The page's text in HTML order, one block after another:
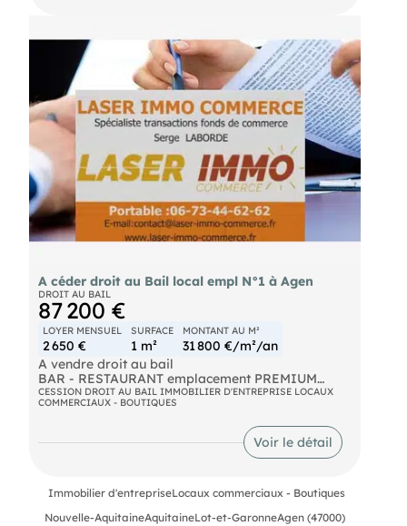
de la restauration. Cette opportunité s'adresse à
une enseigne souhaitant s'implanter dans un
secteur central reconnu pour sa fréquentation et
son dynamisme commercial, offrant un cadre
favorable au développement d'une activité de
commerce ou de services. Cession droit au bail :
30 000 Euros Loyer annuel : 28100 Euros (loyer de
référence : 2024) Honoraires agence : forfait de
4900 Euros HT (5880 Euros TTC)
A céder droit au Bail local empl N°1 à Agen
DROIT AU BAIL
87 200 €
LOYER MENSUEL
2 650 €
SURFACE
1 m²
MONTANT AU M²
31 800 €/m²/an
A vendre droit au bail
BAR - RESTAURANT emplacement PREMIUM
QUARTIER JASMIN / GRAVIER.
* Surface de 100 m2 optimisée et bien agencée
* Salle de spectacle de 70 m2 facilement
réaménageable : couverts supplémentaires, coin
CESSION DROIT AU BAIL IMMOBILIER D'ENTREPRISE LOCAUX
COMMERCIAUX - BOUTIQUES
Voir le détail
Immobilier d'entrepriseLocaux commerciaux - Boutiques
Nouvelle-AquitaineAquitaineLot-et-GaronneAgen (47000)